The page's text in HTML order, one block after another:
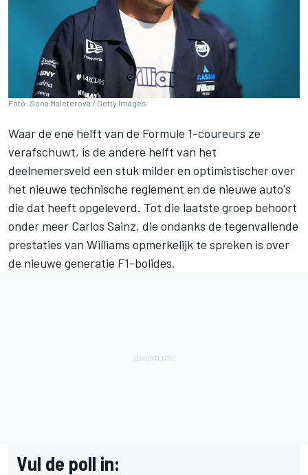
Foto: Sona Maleterova / Getty Images
Waar de ene helft van de Formule 1-coureurs ze
verafschuwt, is de andere helft van het
deelnemersveld een stuk milder en optimistischer over
het nieuwe technische reglement en de nieuwe auto's
die dat heeft opgeleverd. Tot die laatste groep behoort
onder meer Carlos Sainz, die ondanks de tegenvallende
prestaties van Williams opmerkelijk te spreken is over
de nieuwe generatie F1-bolides.
Vul de poll in: